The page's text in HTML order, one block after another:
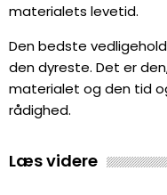
materialets levetid.
Den bedste
den dyreste. Det er
materialet og den tid
rådighed.
Læs videre